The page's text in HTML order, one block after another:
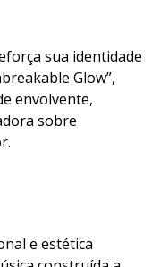
sua identidade
Glow”,
envolvente,
sobre
e estética